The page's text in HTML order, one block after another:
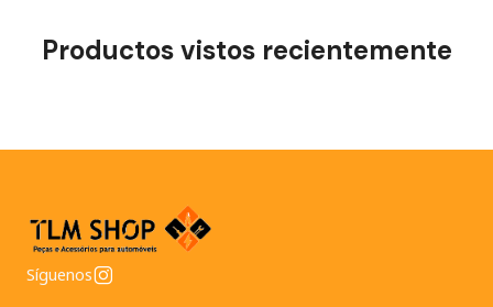
Productos vistos recientemente
Síguenos